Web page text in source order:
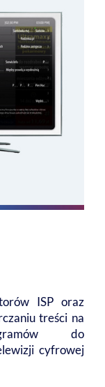
ISP oraz
treści na
do
cyfrowej